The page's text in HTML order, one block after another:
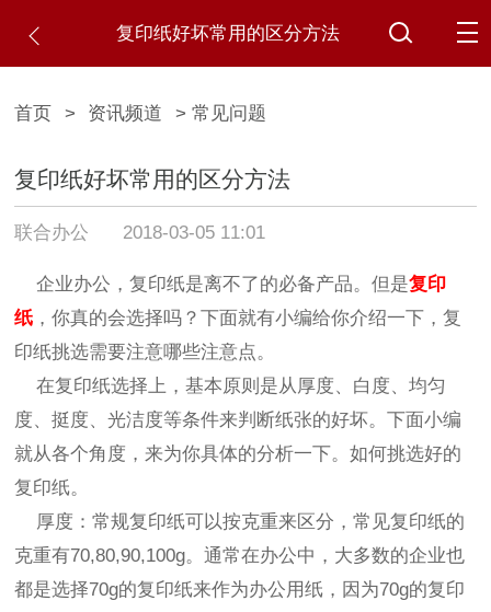
复印纸好坏常用的区分方法
首页 > 资讯频道 > 常见问题
复印纸好坏常用的区分方法
联合办公 2018-03-05 11:01
企业办公，复印纸是离不了的必备产品。但是复印
纸 ，你真的会选择吗？下面就有小编给你介绍一下，复
印纸挑选需要注意哪些注意点。
在复印纸选择上，基本原则是从厚度、白度、均匀
度、挺度、光洁度等条件来判断纸张的好坏。下面小编
就从各个角度，来为你具体的分析一下。如何挑选好的
复印纸。
厚度：常规复印纸可以按克重来区分，常见复印纸的
克重有70,80,90,100g。通常在办公中，大多数的企业也
都是选择70g的复印纸来作为办公用纸，因为70g的复印